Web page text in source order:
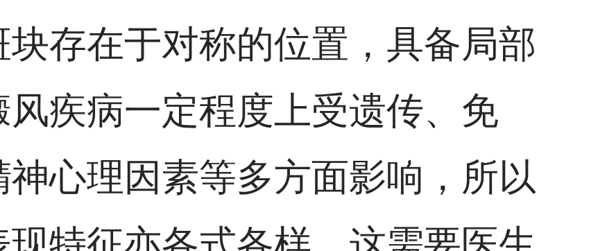
存在于对称的位置，具备局部
疾病一定程度上受遗传、免
心理因素等多方面影响，所以